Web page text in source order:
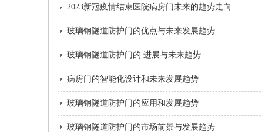
2023新冠疫情结束医院病房门未来的趋势走向
玻璃钢隧道防护门的优点与未来发展趋势
玻璃钢隧道防护门的 进展与未来趋势
病房门的智能化设计和未来发展趋势
玻璃钢隧道防护门的应用和发展趋势
玻璃钢隧道防护门的市场前景与发展趋势